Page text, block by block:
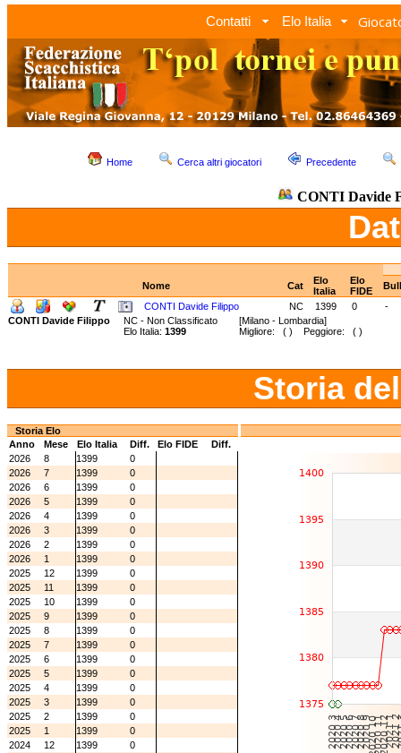
Contatti Elo Italia
Home Cerca altri giocatori Precedente
CONTI Davide
Nome Cat
Elo
Italia
Elo
FIDE
CONTI Davide Filippo
NC 1399 0
-
CONTI Davide Filippo
NC - Non Classificato [Milano - Lombardia]
Elo Italia: 1399 Migliore: ( ) Peggiore: ( )
Storia
Storia Elo
Anno
Mese Elo Italia Diff. Elo FIDE
Diff.
2026
8 1399
0
2026
7 1399
0
2026
6 1399
0
2026
5 1399
0
2026
4 1399
0
2026
3 1399
0
2026
2 1399
0
2026
1 1399
0
2025
12 1399
0
2025
11 1399
0
2025
10 1399
0
2025
9 1399
0
2025
8 1399
0
2025
7 1399
0
2025
6 1399
0
2025
5 1399
0
2025
4 1399
0
2025
3 1399
0
2025
2 1399
0
2025
1 1399
0
2024
12 1399
0